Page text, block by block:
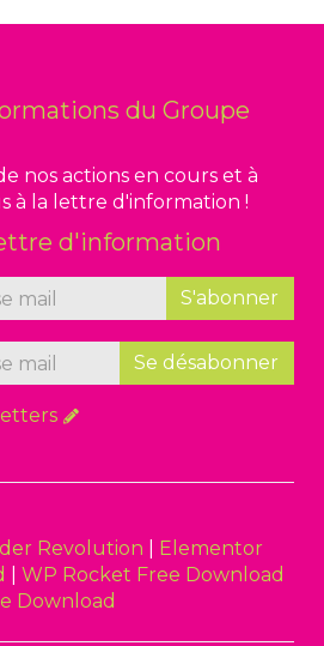
du Groupe
nos actions en cours et à
à la lettre d'information !
d'information
S'abonner
Se désabonner
Revolution
Elementor
WP Rocket Free Download
Download